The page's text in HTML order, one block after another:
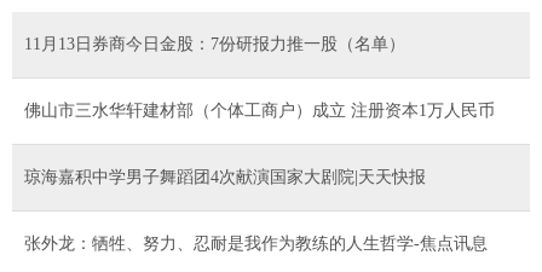
11月13日券商今日金股：7份研报力推一股（名单）
佛山市三水华轩建材部（个体工商户）成立 注册资本1万人民币
琼海嘉积中学男子舞蹈团4次献演国家大剧院|天天快报
张外龙：牺牲、努力、忍耐是我作为教练的人生哲学-焦点讯息